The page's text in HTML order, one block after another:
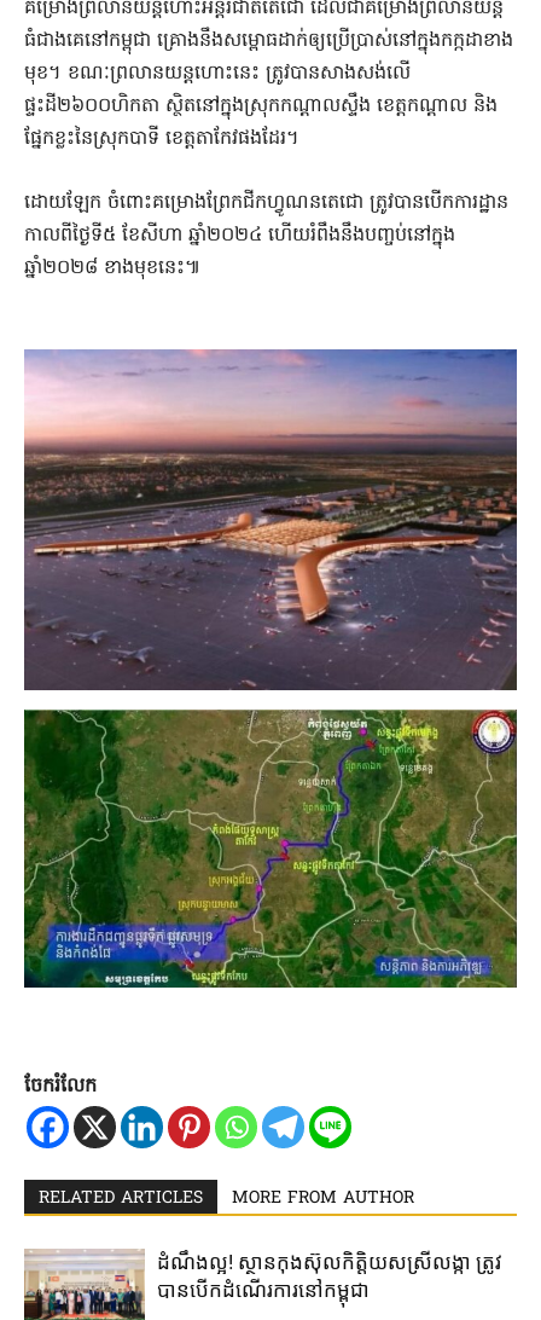
គម្រោងព្រលានយន្ដហោះអន្ដរជាតិតេជោ ដែលជាគម្រោងព្រលានយន្ដ
ធំជាងគេនៅកម្ពុជា ​គ្រោងនឹងសម្ពោធដាក់ឲ្យប្រើប្រាស់នៅក្នុងកក្កដាខាង
មុខ។ ខណៈព្រលានយន្ដហោះនេះ ត្រូវបានសាងសង់លើ
ផ្ទះដី២៦០០ហិកតា ស្ថិតនៅក្នុងស្រុកកណ្ដាលស្ទឹង ខេត្ដ​កណ្ដាល និង
ផ្នែកខ្លះនៃស្រុកបាទី ខេត្ដតាកែវផងដែរ។
ដោយឡែក ចំពោះគម្រោងព្រែកជីកហ្វូណនតេជោ ត្រូវបានបើកការដ្ឋាន
កាលពីថ្ងៃទី៥ ខែសីហា ឆ្នាំ២០២៤ ហើយរំពឹងនឹងបញ្ចប់នៅក្នុង
ឆ្នាំ២០២៨ ខាងមុខនេះ៕
ចែករំលែក
RELATED ARTICLES MORE FROM AUTHOR
ដំណឹងល្អ! ស្ថាន​កុងស៊ុល​កិត្តិយស​ស្រីលង្កា​ ត្រូវ​
បាន​បើក​ដំណើរការ​នៅ​កម្ពុជា​